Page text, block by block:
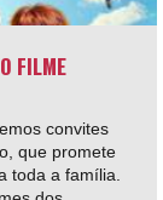
FILME
convites
que promete
toda a família.